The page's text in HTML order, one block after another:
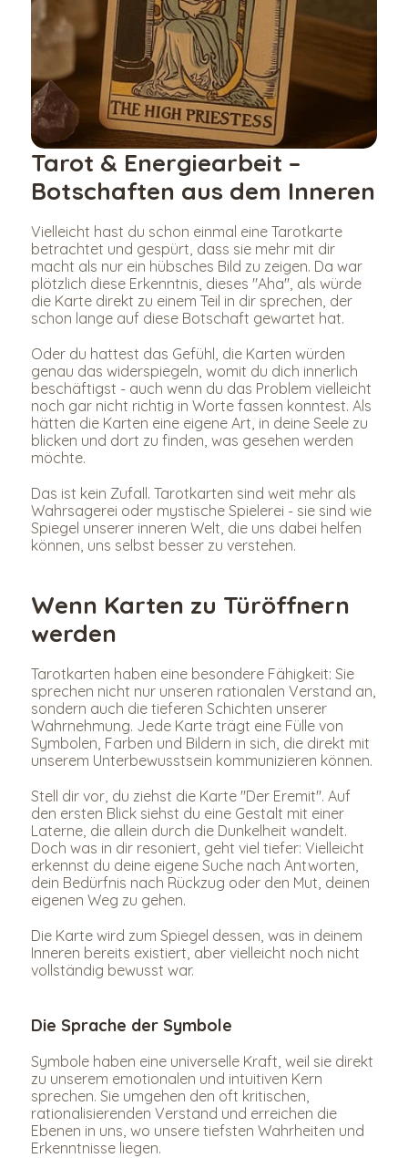
Tarot & Energiearbeit –
Botschaften aus dem Inneren
Vielleicht hast du schon einmal eine Tarotkarte
betrachtet und gespürt, dass sie mehr mit dir
macht als nur ein hübsches Bild zu zeigen. Da war
plötzlich diese Erkenntnis, dieses "Aha", als würde
die Karte direkt zu einem Teil in dir sprechen, der
schon lange auf diese Botschaft gewartet hat.
Oder du hattest das Gefühl, die Karten würden
genau das widerspiegeln, womit du dich innerlich
beschäftigst - auch wenn du das Problem vielleicht
noch gar nicht richtig in Worte fassen konntest. Als
hätten die Karten eine eigene Art, in deine Seele zu
blicken und dort zu finden, was gesehen werden
möchte.
Das ist kein Zufall. Tarotkarten sind weit mehr als
Wahrsagerei oder mystische Spielerei - sie sind wie
Spiegel unserer inneren Welt, die uns dabei helfen
können, uns selbst besser zu verstehen.
Wenn Karten zu Türöffnern
werden
Tarotkarten haben eine besondere Fähigkeit: Sie
sprechen nicht nur unseren rationalen Verstand an,
sondern auch die tieferen Schichten unserer
Wahrnehmung. Jede Karte trägt eine Fülle von
Symbolen, Farben und Bildern in sich, die direkt mit
unserem Unterbewusstsein kommunizieren können.
Stell dir vor, du ziehst die Karte "Der Eremit". Auf
den ersten Blick siehst du eine Gestalt mit einer
Laterne, die allein durch die Dunkelheit wandelt.
Doch was in dir resoniert, geht viel tiefer: Vielleicht
erkennst du deine eigene Suche nach Antworten,
dein Bedürfnis nach Rückzug oder den Mut, deinen
eigenen Weg zu gehen.
Die Karte wird zum Spiegel dessen, was in deinem
Inneren bereits existiert, aber vielleicht noch nicht
vollständig bewusst war.
Die Sprache der Symbole
Symbole haben eine universelle Kraft, weil sie direkt
zu unserem emotionalen und intuitiven Kern
sprechen. Sie umgehen den oft kritischen,
rationalisierenden Verstand und erreichen die
Ebenen in uns, wo unsere tiefsten Wahrheiten und
Erkenntnisse liegen.